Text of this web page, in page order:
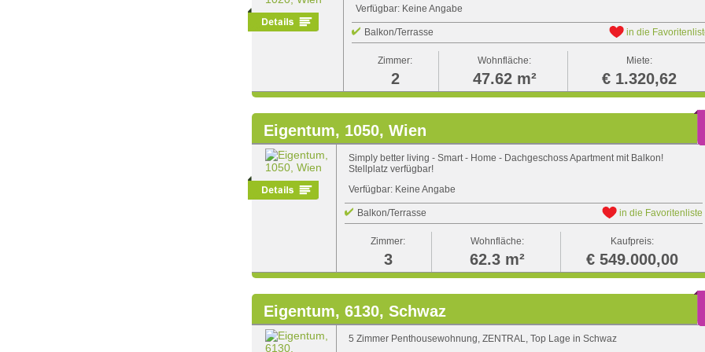
Verfügbar: Keine Angabe
Balkon/Terrasse in die
Zimmer:
2
Wohnfläche:
47.62 m²
Miete:
€ 1.320,62
Eigentum, 1050, Wien
Simply better living - Smart - Home - Dachgeschoss Apartment mit Balkon!
Stellplatz verfügbar!
Verfügbar: Keine Angabe
Balkon/Terrasse in die Favoritenliste
Zimmer:
3
Wohnfläche:
62.3 m²
Kaufpreis:
€ 549.000,00
Eigentum, 6130, Schwaz
5 Zimmer Penthousewohnung, ZENTRAL, Top Lage in Schwaz